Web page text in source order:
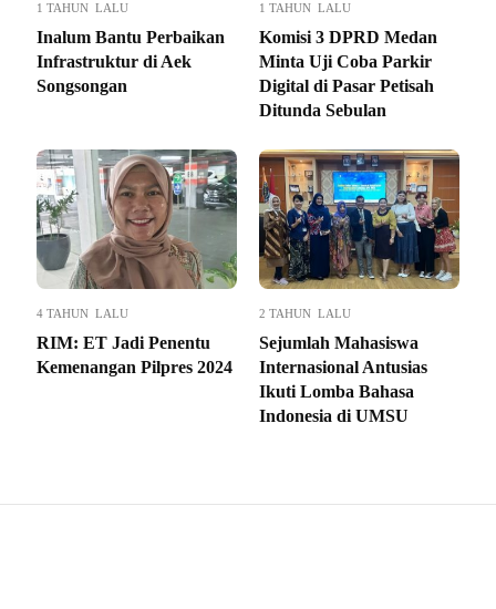
1 TAHUN LALU
Inalum Bantu Perbaikan
Infrastruktur di Aek
Songsongan
1 TAHUN LALU
Komisi 3 DPRD Medan
Minta Uji Coba Parkir
Digital di Pasar Petisah
Ditunda Sebulan
4 TAHUN LALU
RIM: ET Jadi Penentu
Kemenangan Pilpres 2024
2 TAHUN LALU
Sejumlah Mahasiswa
Internasional Antusias
Ikuti Lomba Bahasa
Indonesia di UMSU